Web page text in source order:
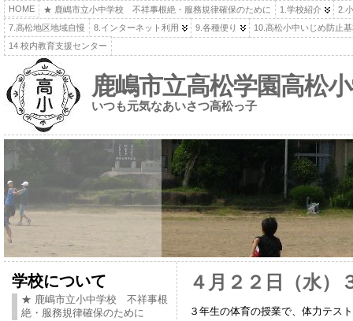
HOME ★ 鹿嶋市立小中学校 不祥事根絶・服務規律確保のために 1.学校紹介
2.
7.高松地区地域自慢
8.インターネット利用 9.各種便り
10.高松小中いじめ防止
14 校内教育支援センター
鹿嶋市立高松学園高松
いつも元気なあいさつ高松っ子
学校について
★ 鹿嶋市立小中学校 不祥事根
絶・服務規律確保のために
４月２２日（水
３年生の体育の授業で、体力テス